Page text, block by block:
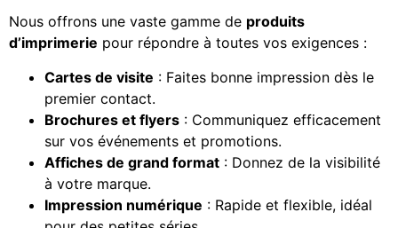
Nous offrons une vaste gamme de produits
d’imprimerie pour répondre à toutes vos exigences :
Cartes de visite : Faites bonne impression dès le
premier contact.
Brochures et flyers : Communiquez efficacement
sur vos événements et promotions.
Affiches de grand format : Donnez de la visibilité
à votre marque.
Impression numérique : Rapide et flexible, idéal